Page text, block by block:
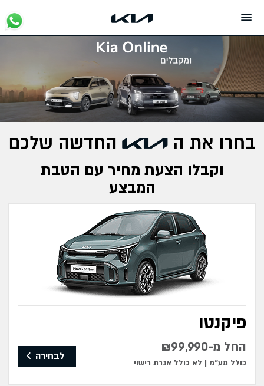
CONTENT
וקבלו הצעת מחיר עם הטבת
המבצע
פיקנטו
החל מ-₪99,990
כולל מע"מ | לא כולל אגרת רישוי
לבחירה